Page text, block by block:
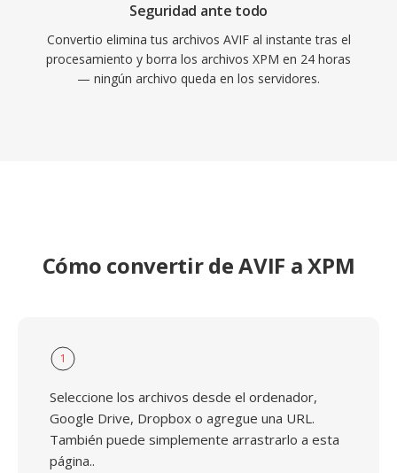
Seguridad ante todo
Convertio elimina tus archivos AVIF al instante tras el
procesamiento y borra los archivos XPM en 24 horas
— ningún archivo queda en los servidores.
Cómo convertir de AVIF a XPM
1
Seleccione los archivos desde el ordenador,
Google Drive, Dropbox o agregue una URL.
También puede simplemente arrastrarlo a esta
página..